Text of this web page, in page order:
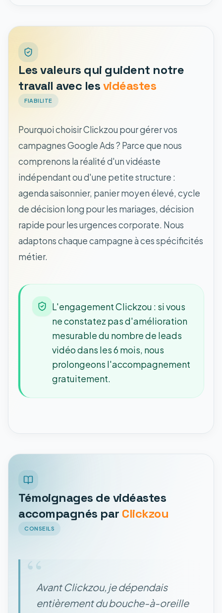
Les valeurs qui guident notre
travail avec lesvidéastes
FIABILITE
Pourquoi choisir Clickzou pour gérer vos
campagnes Google Ads ? Parce que nous
comprenons la réalité d'un vidéaste
indépendant ou d'une petite structure :
agenda saisonnier, panier moyen élevé, cycle
de décision long pour les mariages, décision
rapide pour les urgences corporate. Nous
adaptons chaque campagne à ces spécificités
métier.
L'engagement Clickzou : si vous
ne constatez pas d'amélioration
mesurable du nombre de leads
vidéo dans les 6 mois, nous
prolongeons l'accompagnement
gratuitement.
Témoignages de vidéastes
accompagnés par Clickzou
CONSEILS
“Avant Clickzou, je dépendais
entièrement du bouche-à-oreille